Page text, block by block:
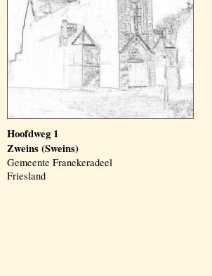
Hoofdweg 1
Zweins (Sweins)
Gemeente Franekeradeel
Friesland